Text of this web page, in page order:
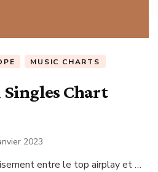
MUSIC CHARTS
Chart
2023
entre le top airplay et …